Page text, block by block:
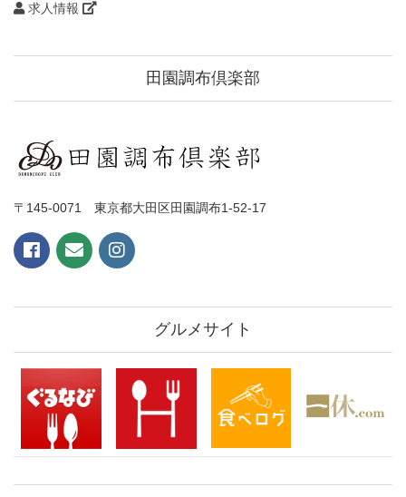
求人情報
田園調布倶楽部
〒145-0071 東京都大田区田園調布1-52-17
グルメサイト